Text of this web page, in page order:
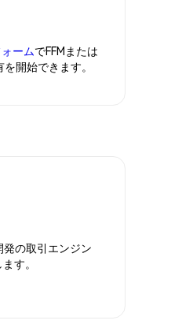
ームでFFMまたは
開始できます。
の取引エンジン
す。